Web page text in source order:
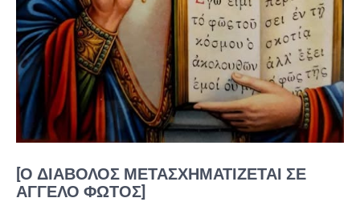
[Ο ΔΙΆΒΟΛΟΣ ΜΕΤΑΣΧΗΜΑΤΊΖΕΤΑΙ ΣΕ
ΆΓΓΕΛΟ ΦΩΤΌΣ]